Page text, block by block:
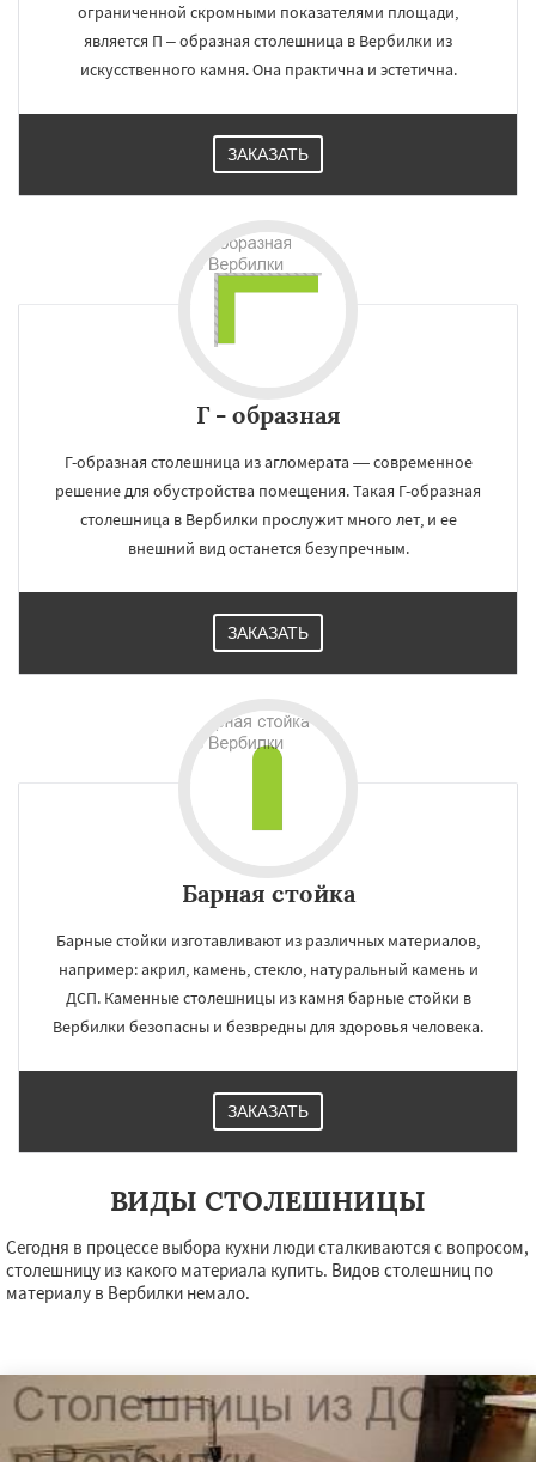
Работаем по
регионам
ограниченной скромными показателями площади,
является П – образная столешница в Вербилки из
искусственного камня. Она практична и эстетична.
ЗАКАЗАТЬ
Г - образная
Г-образная столешница из агломерата — современное
решение для обустройства помещения. Такая Г-образная
столешница в Вербилки прослужит много лет, и ее
внешний вид останется безупречным.
ЗАКАЗАТЬ
Барная стойка
Барные стойки изготавливают из различных материалов,
например: акрил, камень, стекло, натуральный камень и
ДСП. Каменные столешницы из камня барные стойки в
Вербилки безопасны и безвредны для здоровья человека.
ЗАКАЗАТЬ
ВИДЫ СТОЛЕШНИЦЫ
Сегодня в процессе выбора кухни люди сталкиваются с вопросом,
столешницу из какого материала купить. Видов столешниц по
материалу в Вербилки немало.
УЗНАТЬ ПОДРОБНЕЕ